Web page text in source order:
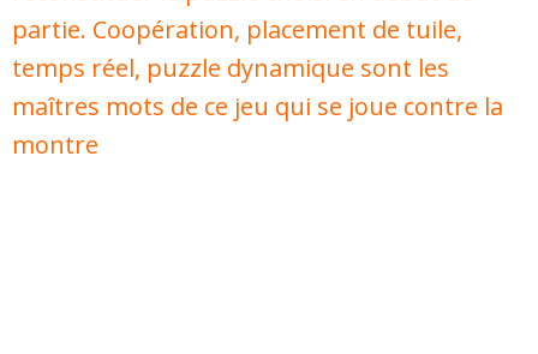
partie. Coopération, placement de tuile,
temps réel, puzzle dynamique sont les
maîtres mots de ce jeu qui se joue contre la
montre